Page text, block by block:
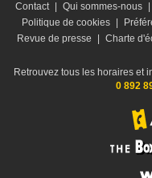
Contact Qui sommes-nous
Politique de cookies
Revue de presse
Charte
Retrouvez tous les horaires et
0 892